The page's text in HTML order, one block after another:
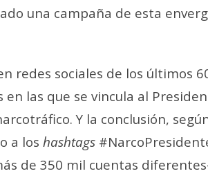
una campaña de esta
redes sociales de los últimos
las que se vincula al
Y la conclusión,
a los hashtags
de 350 mil cuentas